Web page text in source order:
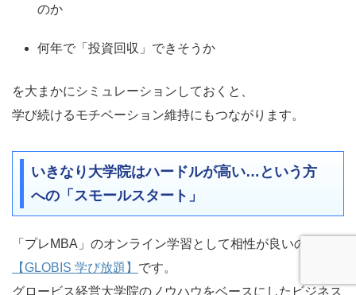
のか
何年で「投資回収」できそうか
を大まかにシミュレーションしておくと、
学び続けるモチベーション維持にもつながります。
いきなり大学院はハードルが高い…という方
への「スモールスタート」
「プレMBA」のオンライン学習として相性が良いのが、
【GLOBIS 学び放題】 です。
グロービス経営大学院のノウハウをベースにしたビジネス